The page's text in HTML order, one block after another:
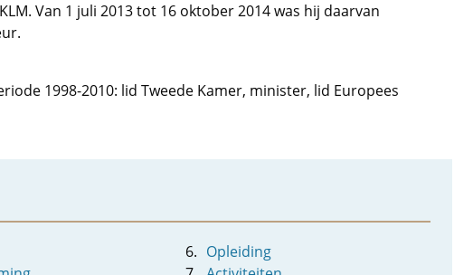
Van 1 juli 2013 tot 16 oktober 2014 was hij daarvan
1998-2010: lid Tweede Kamer, minister, lid Europees
Opleiding